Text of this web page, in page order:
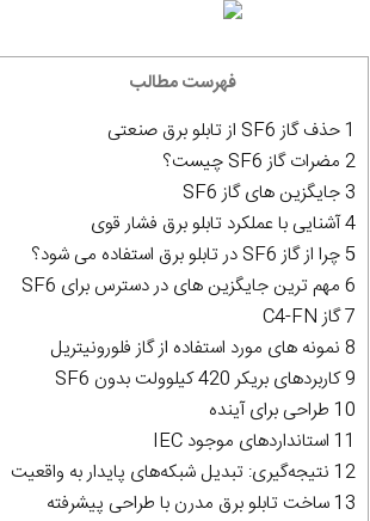
فهرست مطالب
1 حذف گاز SF6 از تابلو برق صنعتی
2 مضرات گاز SF6 چیست؟
3 جایگزین های گاز SF6
4 آشنایی با عملکرد تابلو برق فشار قوی
5 چرا از گاز SF6 در تابلو برق استفاده می شود؟
6 مهم ترین جایگزین های در دسترس برای SF6
7 گاز C4-FN
8 نمونه های مورد استفاده از گاز فلورونیتریل
9 کاربردهای بریکر 420 کیلوولت بدون SF6
10 طراحی برای آینده
11 استانداردهای موجود IEC
12 نتیجه‌گیری: تبدیل شبکه‌های پایدار به واقعیت
13 ساخت تابلو برق مدرن با طراحی پیشرفته